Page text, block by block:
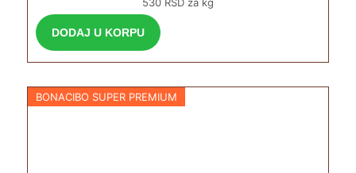
530 RSD za kg
DODAJ U KORPU
BONACIBO SUPER PREMIUM